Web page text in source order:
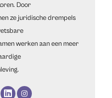
Door
ze juridische drempels
werken aan een meer